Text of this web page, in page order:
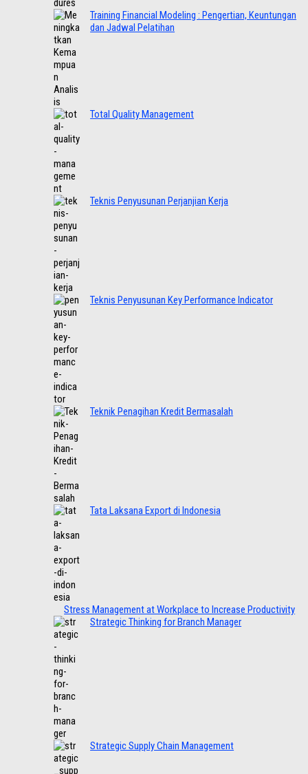
Training Financial Modeling : Pengertian, Keuntungan
dan Jadwal Pelatihan
Total Quality Management
Teknis Penyusunan Perjanjian Kerja
Teknis Penyusunan Key Performance Indicator
Teknik Penagihan Kredit Bermasalah
Tata Laksana Export di Indonesia
Stress Management at Workplace to Increase Productivity
Strategic Thinking for Branch Manager
Strategic Supply Chain Management